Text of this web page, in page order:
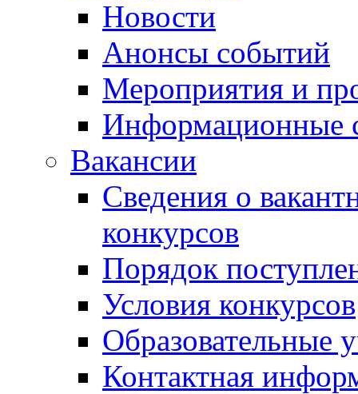
Новости
Анонсы событий
Мероприятия и
Информационные
Вакансии
Сведения о
конкурсов
Порядок
Условия конкурсов
Образовательные
Контактная